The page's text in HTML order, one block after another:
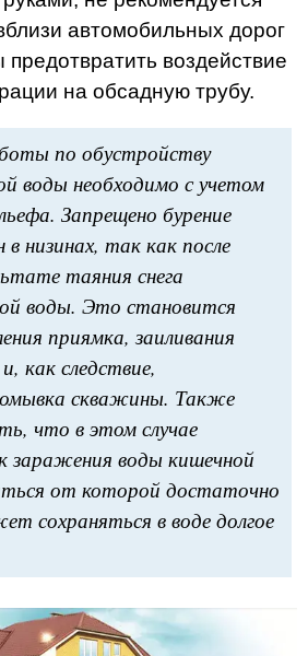
автомобильных дорог
предотвратить воздействие
на обсадную трубу.
по обустройству
воды необходимо с учетом
Запрещено бурение
низинах, так как после
таяния снега
воды. Это становится
приямка, заиливания
как следствие,
скважины. Также
что в этом случае
заражения воды кишечной
от которой достаточно
сохраняться в воде долгое